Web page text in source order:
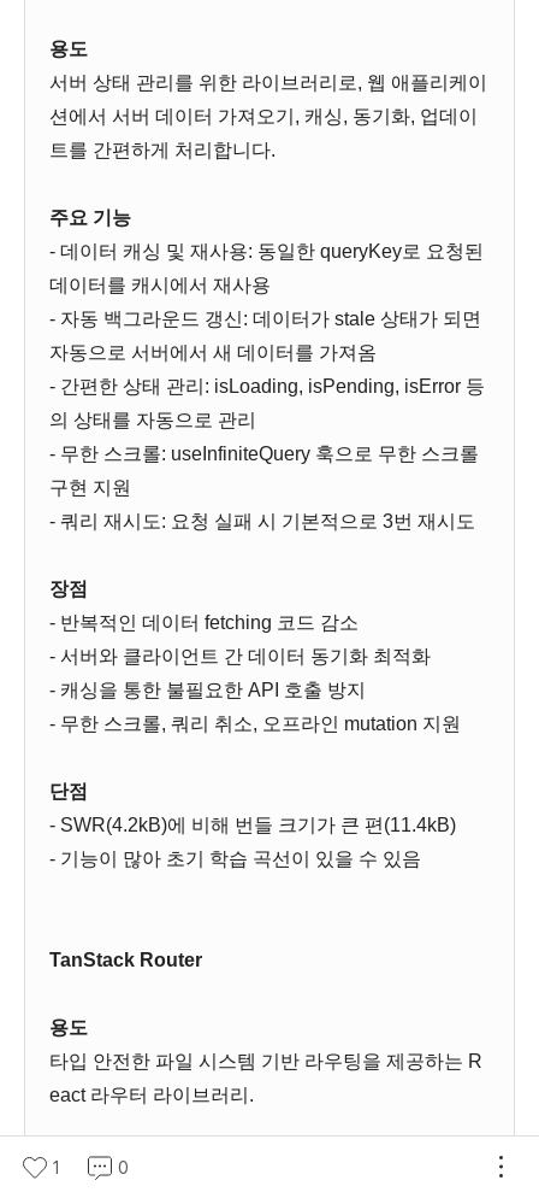
용도
서버 상태 관리를 위한 라이브러리로, 웹 애플리케이
션에서 서버 데이터 가져오기, 캐싱, 동기화, 업데이
트를 간편하게 처리합니다.
주요 기능
- 데이터 캐싱 및 재사용: 동일한 queryKey로 요청된
데이터를 캐시에서 재사용
- 자동 백그라운드 갱신: 데이터가 stale 상태가 되면
자동으로 서버에서 새 데이터를 가져옴
- 간편한 상태 관리: isLoading, isPending, isError 등
의 상태를 자동으로 관리
- 무한 스크롤: useInfiniteQuery 훅으로 무한 스크롤
구현 지원
- 쿼리 재시도: 요청 실패 시 기본적으로 3번 재시도
장점
- 반복적인 데이터 fetching 코드 감소
- 서버와 클라이언트 간 데이터 동기화 최적화
- 캐싱을 통한 불필요한 API 호출 방지
- 무한 스크롤, 쿼리 취소, 오프라인 mutation 지원
단점
- SWR(4.2kB)에 비해 번들 크기가 큰 편(11.4kB)
- 기능이 많아 초기 학습 곡선이 있을 수 있음
TanStack Router
용도
타입 안전한 파일 시스템 기반 라우팅을 제공하는 R
eact 라우터 라이브러리.
주요 기능
1 0